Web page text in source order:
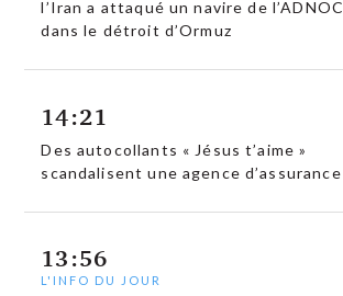
l’Iran a attaqué un navire de l’ADNOC
dans le détroit d’Ormuz
14:21
Des autocollants « Jésus t’aime »
scandalisent une agence d’assurance
13:56
L'INFO DU JOUR